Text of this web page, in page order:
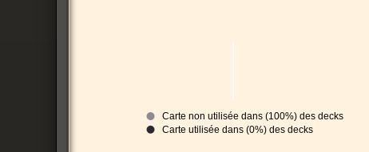
Carte non utilisée dans (100%) des decks
Carte utilisée dans (0%) des decks